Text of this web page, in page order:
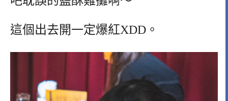
這個出去開一定爆紅XDD。